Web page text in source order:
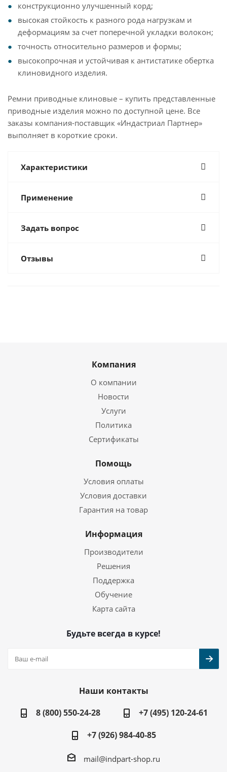
конструкционно улучшенный корд;
высокая стойкость к разного рода нагрузкам и
деформациям за счет поперечной укладки волокон;
точность относительно размеров и формы;
высокопрочная и устойчивая к антистатике обертка
клиновидного изделия.
Ремни приводные клиновые – купить представленные
приводные изделия можно по доступной цене. Все
заказы компания-поставщик «Индастриал Партнер»
выполняет в короткие сроки.
Характеристики
Применение
Задать вопрос
Отзывы
Компания
О компании
Новости
Услуги
Политика
Сертификаты
Помощь
Условия оплаты
Условия доставки
Гарантия на товар
Информация
Производители
Решения
Поддержка
Обучение
Карта сайта
Будьте всегда в курсе!
Наши контакты
8 (800) 550-24-28
+7 (495) 120-24-61
+7 (926) 984-40-85
mail@indpart-shop.ru